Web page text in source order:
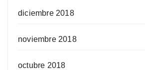
diciembre 2018
noviembre 2018
octubre 2018